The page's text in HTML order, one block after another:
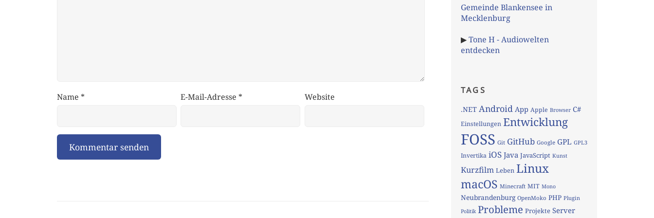
Name * E-Mail-Adresse * Website
Gemeinde Blankensee in
Mecklenburg
▶Tone H - Audiowelten
entdecken
TAGS
.NET Android App Apple Browser C#
Einstellungen Entwicklung
FOSS Git GitHub Google GPL GPL3
Invertika iOS Java JavaScript Kunst
Kurzfilm Leben Linux
macOS Minecraft MIT Mono
Neubrandenburg OpenMoko PHP Plugin
Politik Probleme Projekte Server